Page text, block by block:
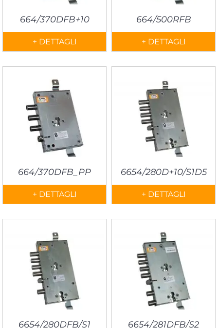
664/370DFB+10
+ DETTAGLI
664/500RFB
+ DETTAGLI
664/370DFB_PP
+ DETTAGLI
6654/280D+10/S1D5
+ DETTAGLI
6654/280DFB/S1 6654/281DFB/S2